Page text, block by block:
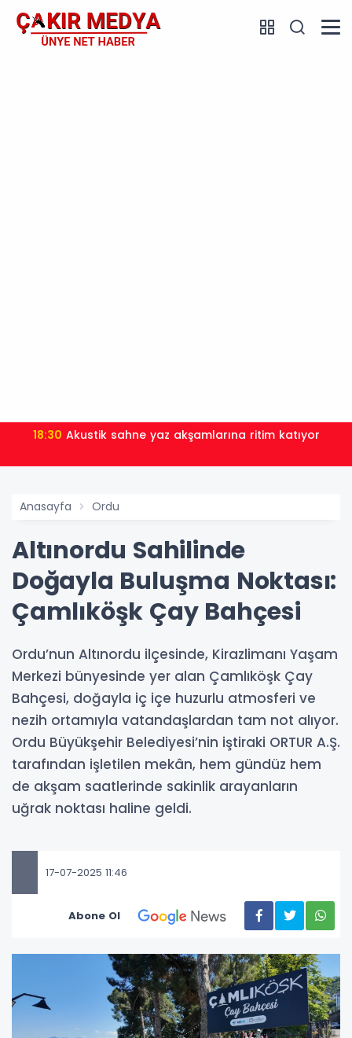
18:30 Akustik sahne yaz akşamlarına ritim katıyor
Anasayfa Ordu
Altınordu Sahilinde
Doğayla Buluşma Noktası:
Çamlıköşk Çay Bahçesi
Ordu’nun Altınordu ilçesinde, Kirazlimanı Yaşam
Merkezi bünyesinde yer alan Çamlıköşk Çay
Bahçesi, doğayla iç içe huzurlu atmosferi ve
nezih ortamıyla vatandaşlardan tam not alıyor.
Ordu Büyükşehir Belediyesi’nin iştiraki ORTUR A.Ş.
tarafından işletilen mekân, hem gündüz hem
de akşam saatlerinde sakinlik arayanların
uğrak noktası haline geldi.
17-07-2025 11:46
Abone Ol